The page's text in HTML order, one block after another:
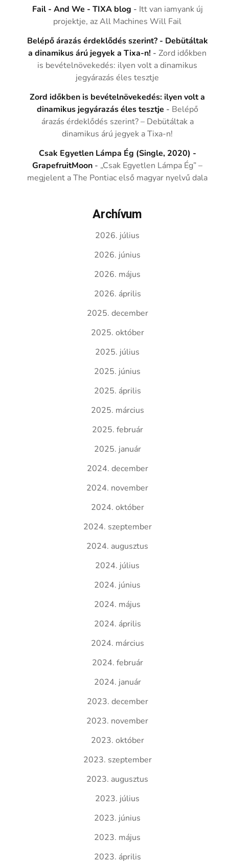
Fail - And We - TIXA blog - Itt van iamyank új
projektje, az All Machines Will Fail
Belépő árazás érdeklődés szerint? - Debütáltak
a dinamikus árú jegyek a Tixa-n! -Zord időkben
is bevételnövekedés: ilyen volt a dinamikus
jegyárazás éles tesztje
Zord időkben is bevételnövekedés: ilyen volt a
dinamikus jegyárazás éles tesztje - Belépő
árazás érdeklődés szerint? – Debütáltak a
dinamikus árú jegyek a Tixa-n!
Csak Egyetlen Lámpa Ég (Single, 2020) -
GrapefruitMoon - „Csak Egyetlen Lámpa Ég” –
megjelent a The Pontiac első magyar nyelvű dala
Archívum
2026. július
2026. június
2026. május
2026. április
2025. december
2025. október
2025. július
2025. június
2025. április
2025. március
2025. február
2025. január
2024. december
2024. november
2024. október
2024. szeptember
2024. augusztus
2024. július
2024. június
2024. május
2024. április
2024. március
2024. február
2024. január
2023. december
2023. november
2023. október
2023. szeptember
2023. augusztus
2023. július
2023. június
2023. május
2023. április